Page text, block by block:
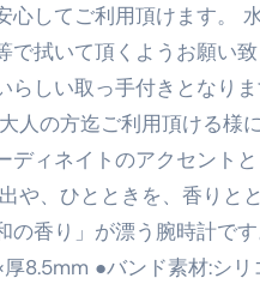
ードメイン 2月のおすす
スーパーセール2026
不安と消える恐怖をゼロ
分だけ支払う、いちばん
「聞こえる・分かる・話
ツアー完全ガイド】アジア
心してご利用頂けます。
で拭いて頂くようお願い
らしい取っ手付きとなり
人の方迄ご利用頂ける様
ディネイトのアクセント
や、ひとときを、香りと
の香り」が漂う腕時計で
8.5mm ●バンド素材:シ